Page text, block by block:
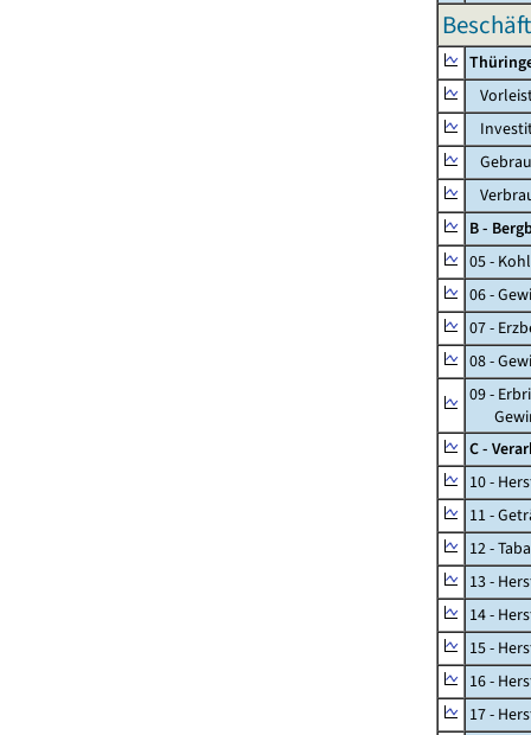
B -
05 -
06 -
07 -
08 -
09 -
C -
10 -
11 -
12 -
13 -
14 -
15 -
16 -
17 -